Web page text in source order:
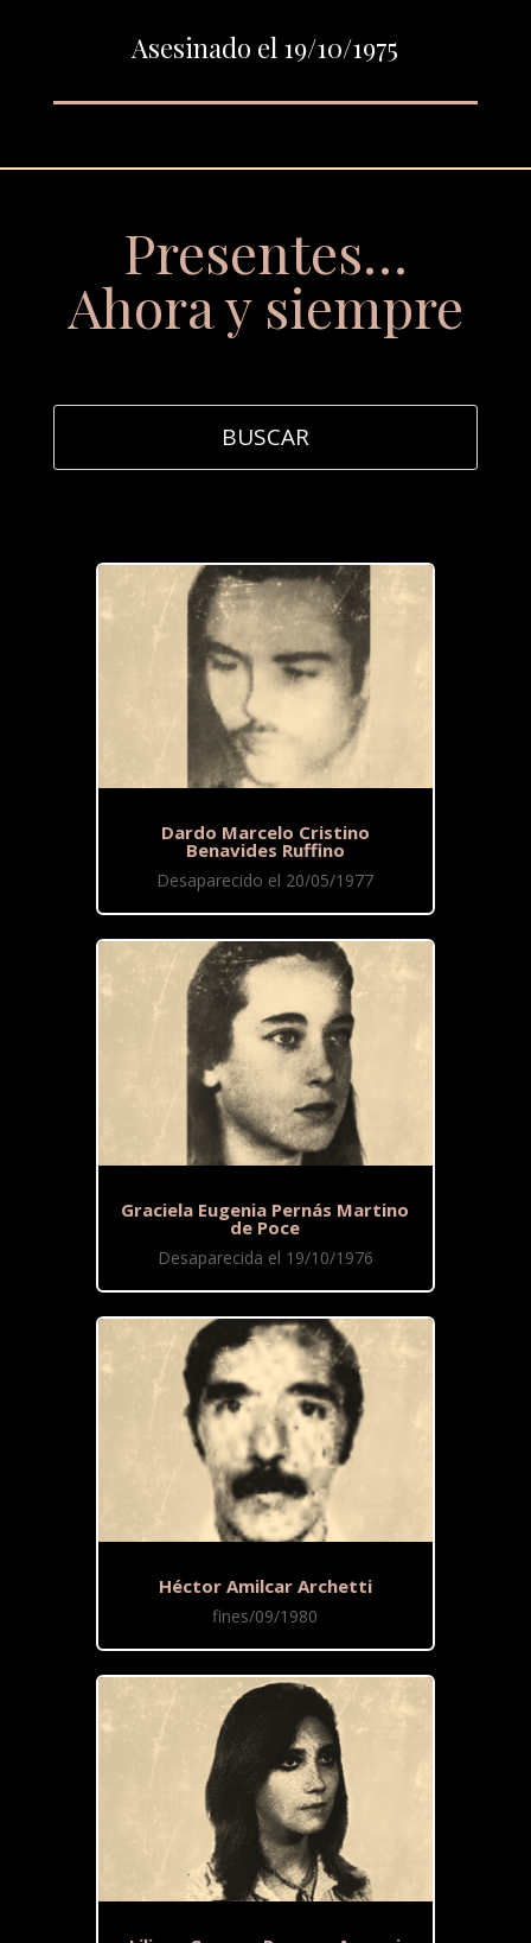
Asesinado el 19/10/1975
Presentes…
Ahora y siempre
Dardo Marcelo Cristino
Benavides Ruffino
Desaparecido el 20/05/1977
Graciela Eugenia Pernás Martino
de Poce
Desaparecida el 19/10/1976
Héctor Amilcar Archetti
fines/09/1980